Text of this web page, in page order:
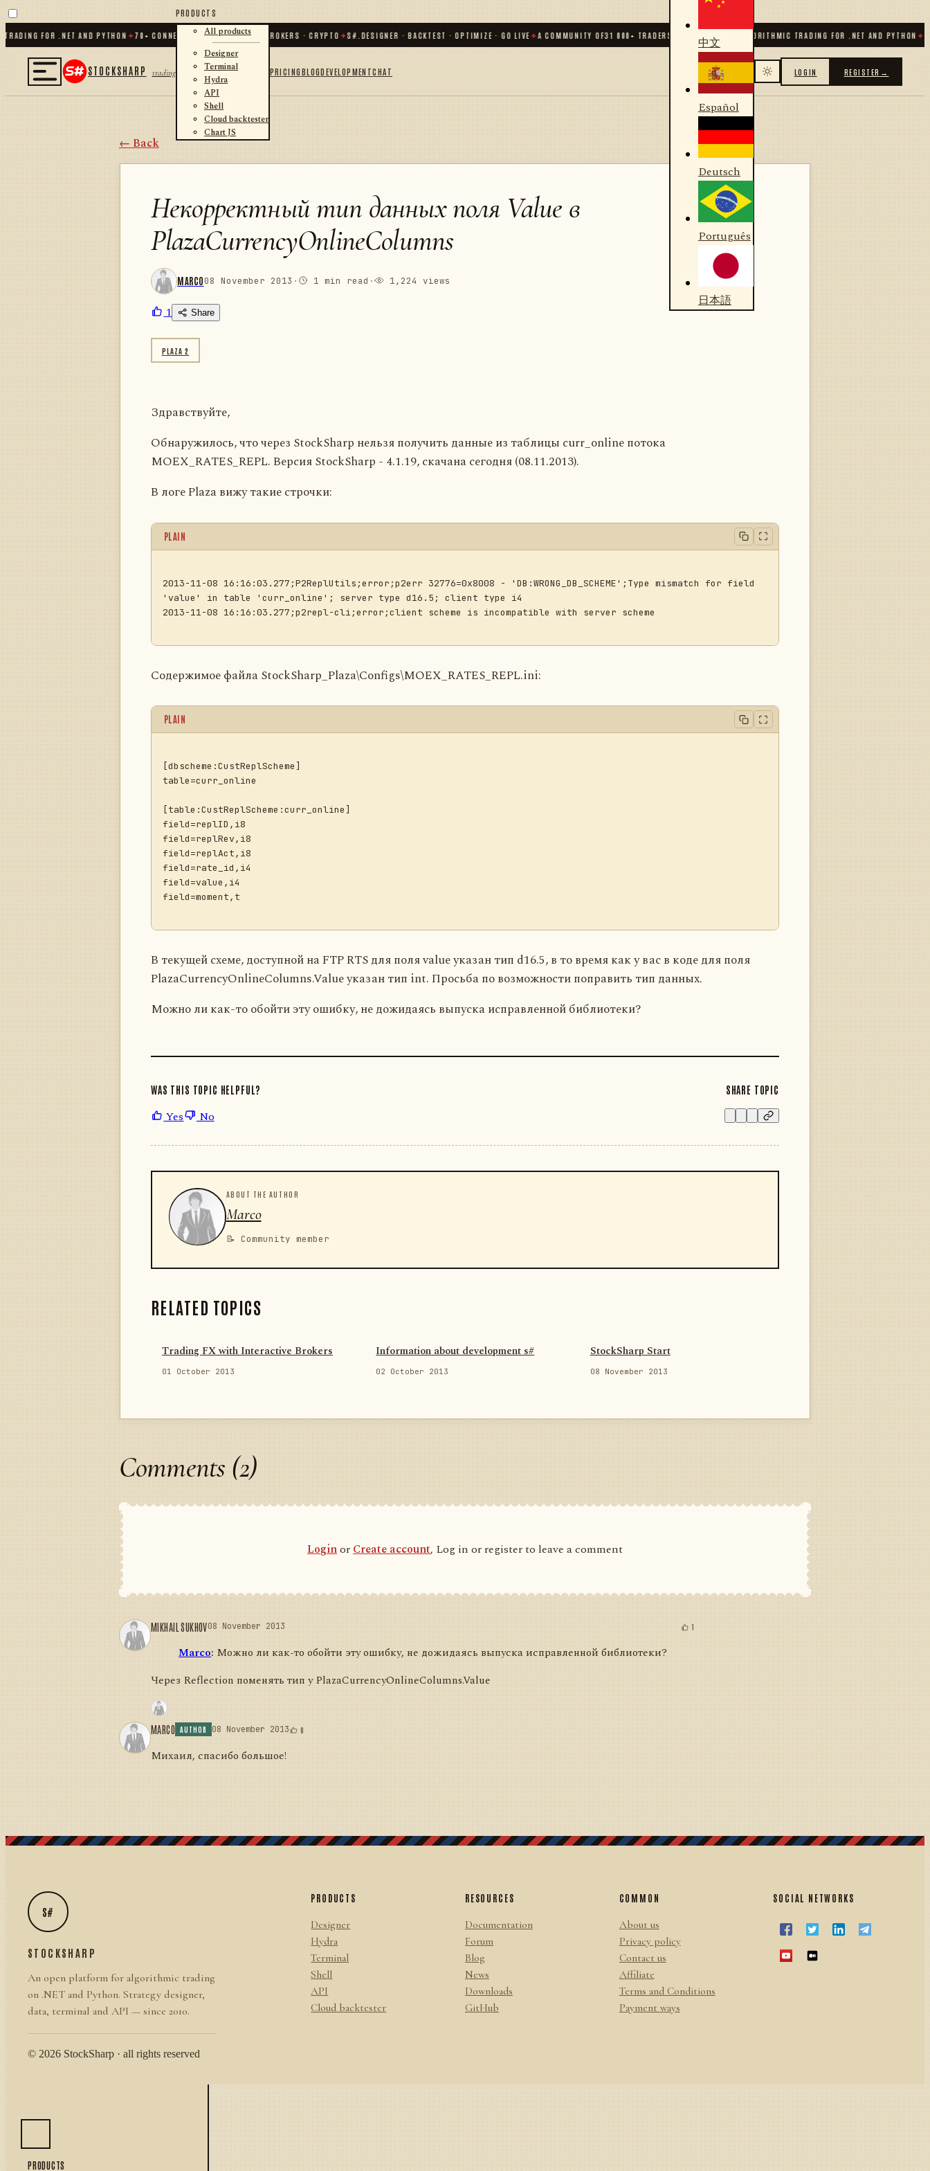
FOR .NET AND PYTHON✦70+ CONNECTORS · EXCHANGES · BROKERS · CRYPTO✦S#.DESIGNER · BACKTEST · OPTIMIZE · GO LIVE✦A COMMUNITY OF31 000 + TRADERS & DEVELOPERS ALGORITHMIC TRADING FOR .NET AND PYTHON✦70+
STOCKSHARP trading
PRODUCTS
All products
Designer
Terminal
Hydra
API
Shell
Cloud backtester
Chart JS
PRICINGBLOGDEVELOPMENTCHAT
中文
Español
Deutsch
Português
日本語
LOGIN REGISTER →
← Back
Некорректный тип данных поля Value в
PlazaCurrencyOnlineColumns
MARCO08 November 2013 · 1 min read · 1,224 views
1 Share
PLAZA 2
Здравствуйте,
Обнаружилось, что через StockSharp нельзя получить данные из таблицы curr_online потока
MOEX_RATES_REPL. Версия StockSharp - 4.1.19, скачана сегодня (08.11.2013).
В логе Plaza вижу такие строчки:
PLAIN
2013-11-08 16:16:03.277;P2ReplUtils;error;p2err 32776=0x8008 - 'DB:WRONG_DB_SCHEME';Type mismatch for field
'value' in table 'curr_online'; server type d16.5; client type i4
2013-11-08 16:16:03.277;p2repl-cli;error;client scheme is incompatible with server scheme
Содержимое файла StockSharp_Plaza\Configs\MOEX_RATES_REPL.ini:
PLAIN
[dbscheme:CustReplScheme]
table=curr_online
[table:CustReplScheme:curr_online]
field=replID,i8
field=replRev,i8
field=replAct,i8
field=rate_id,i4
field=value,i4
field=moment,t
В текущей схеме, доступной на FTP RTS для поля value указан тип d16.5, в то время как у вас в коде для поля
PlazaCurrencyOnlineColumns.Value указан тип int. Просьба по возможности поправить тип данных.
Можно ли как-то обойти эту ошибку, не дожидаясь выпуска исправленной библиотеки?
WAS THIS TOPIC HELPFUL?
Yes No
SHARE TOPIC
ABOUT THE AUTHOR
Marco
📝 Community member
RELATED TOPICS
Trading FX with Interactive Brokers
01 October 2013
Information about development s#
02 October 2013
StockSharp Start
08 November 2013
Comments (2)
Loginor Create account, Log in or register to leave a comment
MIKHAIL SUKHOV08 November 2013 1
Marco: Можно ли как-то обойти эту ошибку, не дожидаясь выпуска исправленной библиотеки?
Через Reflection поменять тип у PlazaCurrencyOnlineColumns.Value
MARCO AUTHOR 08 November 2013 0
Михаил, спасибо большое!
S#
STOCKSHARP
An open platform for algorithmic trading
on .NET and Python. Strategy designer,
data, terminal and API — since 2010.
© 2026 StockSharp · all rights reserved
PRODUCTS
Designer
Hydra
Terminal
Shell
API
Cloud backtester
RESOURCES
Documentation
Forum
Blog
News
Downloads
GitHub
COMMON
About us
Privacy policy
Contact us
Affiliate
Terms and Conditions
Payment ways
SOCIAL NETWORKS
PRODUCTS